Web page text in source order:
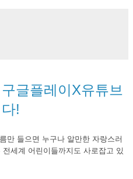
글플레이X유튜브
!
만 들으면 누구나 알만한 자랑스러
세계 어린이들까지도 사로잡고 있